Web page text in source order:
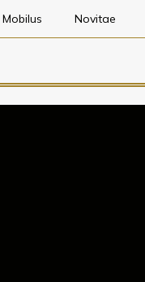
Novitae